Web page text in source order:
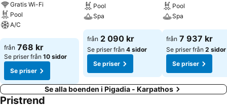
Gratis Wi-Fi
Pool
A/C
Se priser
från 768 kr
Se priser från 10 sidor
Se priser
Pool
Spa
Se priser
från 2 090 kr
Se priser från 4 sidor
Se priser
Pool
Spa
Se priser
från 7 937 kr
Se priser från 2 sidor
Se priser
Se alla boenden i Pigadia - Karpathos
Pristrend